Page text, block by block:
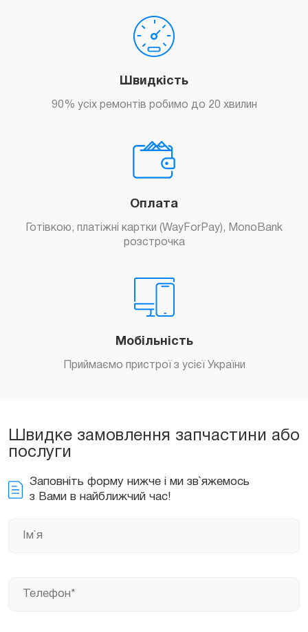
Замовити
Замовити
Замовити
Швидкість
90% усіх ремонтів робимо до 20 хвилин
Оплата
Готівкою, платіжні картки (WayForPay), MonoBank
розстрочка
Мобільність
Приймаємо пристрої з усієї України
Швидке замовлення запчастини або
послуги
Заповніть форму нижче і ми зв`яжемось
з Вами в найближчий час!